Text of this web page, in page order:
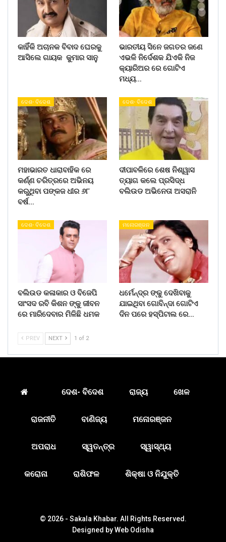
କାହିଁକି ଅଚାନକ ବିବାଦ ଘେରକୁ
ଆସିଲେ ଗାୟକ କୁମାର ସାନୁ
ଭାରତୀୟ ସିନେ ଜଗତର ଜଣେ
ଏଭଳି ନିର୍ଦେଶକ ଯିଏକି ନିଜ
କ୍ୟାରିଅର ରେ ଗୋଟିଏ
ମଧ୍ୟ…
ଦେଶ- ବିଦେଶ
ମହାଭାରତ ଧାରାବାହିକ ରେ
କର୍ଣ୍ଣ ଚରିତ୍ରରେ ଅଭିନୟ
କରୁଥିବା ପଙ୍କଜ ଧୀର ୬୮
ବର୍ଷ…
ଦେଶ- ବିଦେଶ
ଦୀପାବଳିରେ ଶେଷ ନିଶ୍ୱାସ
ତ୍ୟାଗ କଲେ ପ୍ରସିଦ୍ଧ
ବଲିଉଡ ଅଭିନେତା ଅସରାନି
ଦେଶ- ବିଦେଶ
ବଲିଉଡ କଳାକାର ଓ ବିଜେପି
ସାଂସଦ ରବି କିଶନ ଙ୍କୁ ଜୀବନ
ରେ ମାରିଦେବାର ମିଳିଛି ଧମକ
ମନୋରଞ୍ଜନ
ଧର୍ମେନ୍ଦ୍ର ଙ୍କୁ ଦେଖିବାକୁ
ଯାଇଥିବା ଗୋବିନ୍ଦା ଗୋଟିଏ
ଦିନ ପରେ ହସ୍ପିଟାଲ ରେ…
PREV NEXT 1 of 2
ଦେଶ- ବିଦେଶ ରାଜ୍ୟ ଖେଳ
ରାଜନୀତି ବାଣିଜ୍ୟ ମନୋରଞ୍ଜନ
ଅପରାଧ ସ୍ୱତନ୍ତ୍ର ସ୍ୱାସ୍ଥ୍ୟ
କରୋନା ରାଶିଫଳ ଶିକ୍ଷା ଓ ନିଯୁକ୍ତି
© 2026 - Sakala Khabar. All Rights Reserved.
Designed byWeb Odisha